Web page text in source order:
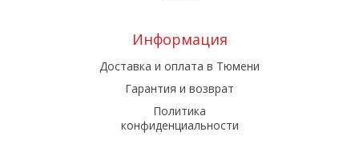
Информация
Доставка и оплата в Тюмени
Гарантия и возврат
Политика
конфиденциальности